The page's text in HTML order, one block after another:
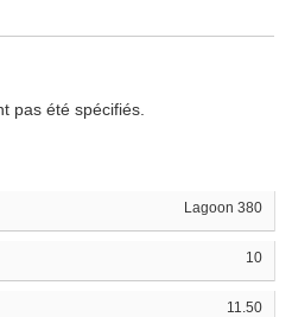
pas été spécifiés.
Lagoon 380
10
11.50